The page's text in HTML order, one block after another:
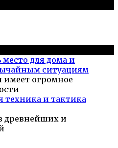
для дома и
ситуациям
имеет огромное
техника и тактика
древнейших и